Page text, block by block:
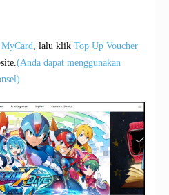
, lalu klik Top Up Voucher
(Anda dapat menggunakan